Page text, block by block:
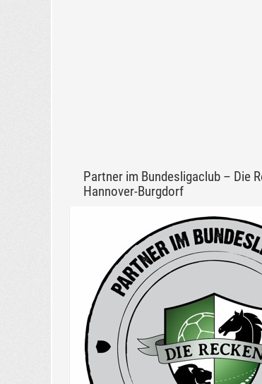
Partner im Bundesligaclub – Die
Hannover-Burgdorf